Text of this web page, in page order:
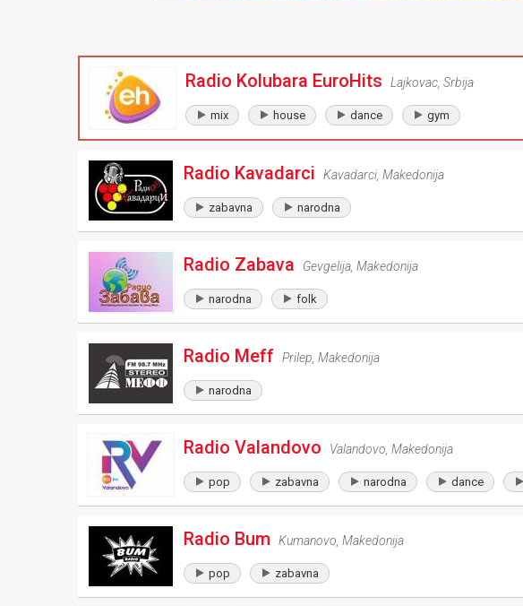
Radio Kolubara EuroHits Lajkovac Srbija
mix house dance gym
Radio Kavadarci Kavadarci Makedonija
zabavna narodna
Radio Zabava Gevgelija Makedonija
narodna folk
Radio Meff Prilep Makedonija
narodna
Radio Valandovo Valandovo Makedonija
pop zabavna narodna dance
Radio Bum Kumanovo Makedonija
pop zabavna